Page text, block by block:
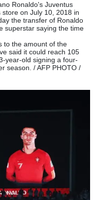
Ronaldo's Juventus
on July 10, 2018 in
the transfer of Ronaldo
superstar saying the time
to the amount of the
said it could reach 105
year-old signing a four-
season. / AFP PHOTO /